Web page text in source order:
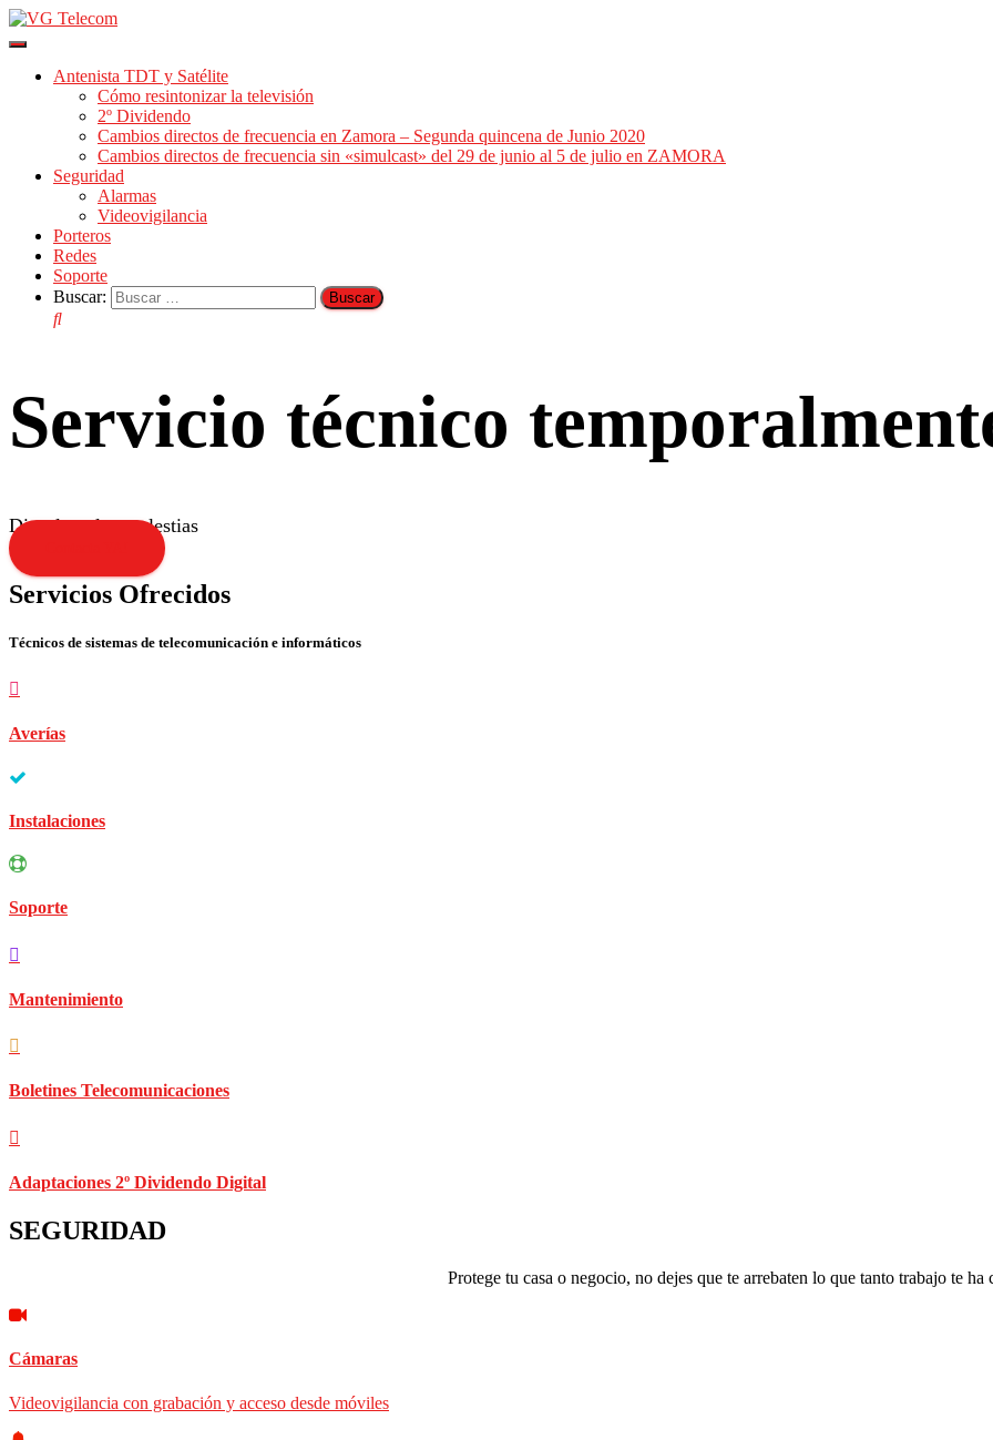
Cambiar
navegación
Antenista TDT y Satélite
Cómo resintonizar la televisión
2º Dividendo
Cambios directos de frecuencia en Zamora – Segunda quincena de Junio 2020
Cambios directos de frecuencia sin «simulcast» del 29 de junio al 5 de julio en ZAMORA
Seguridad
Alarmas
Videovigilancia
Porteros
Redes
Soporte
Buscar:
Servicio técnico
Disculpen las molestias
Servicios Ofrecidos
Técnicos de sistemas de telecomunicación e informáticos
Averías
Instalaciones
Soporte
Mantenimiento
Boletines Telecomunicaciones
Adaptaciones 2º Dividendo Digital
SEGURIDAD
Protege tu casa o negocio, no dejes que te arrebaten lo que tanto trabajo te ha
Cámaras
Videovigilancia con grabación y acceso desde móviles